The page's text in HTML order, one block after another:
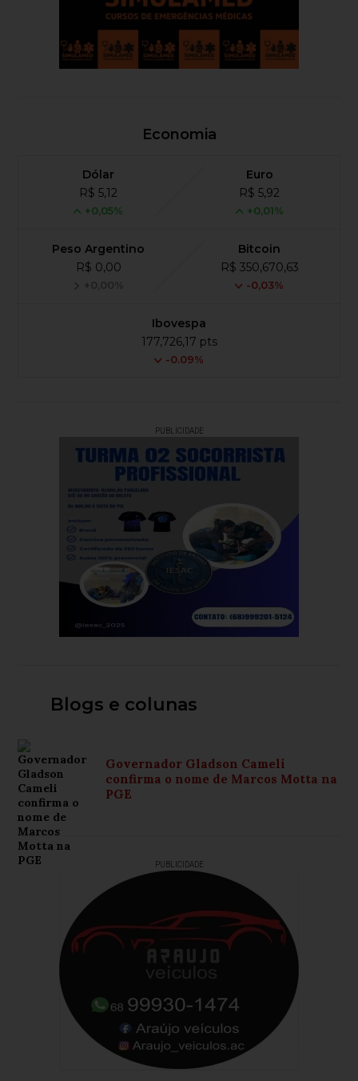
Economia
Dólar
R$ 5,12
+0,05%
Euro
R$ 5,92
+0,01%
Peso Argentino
R$ 0,00
+0,00%
Bitcoin
R$ 350,670,63
-0,03%
Ibovespa
177,726,17 pts
-0.09%
PUBLICIDADE
Blogs e colunas
Governador Gladson Cameli
confirma o nome de Marcos Motta na
PGE
PUBLICIDADE